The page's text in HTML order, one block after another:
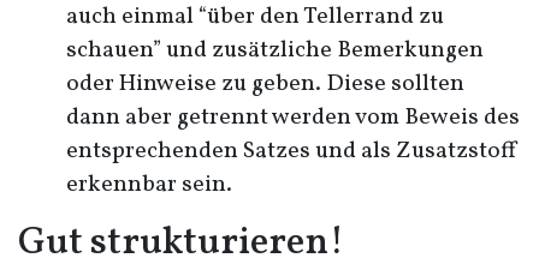
auch einmal “über den Tellerrand zu
schauen” und zusätzliche Bemerkungen
oder Hinweise zu geben. Diese sollten
dann aber getrennt werden vom Beweis des
entsprechenden Satzes und als Zusatzstoff
erkennbar sein.
Gut strukturieren!